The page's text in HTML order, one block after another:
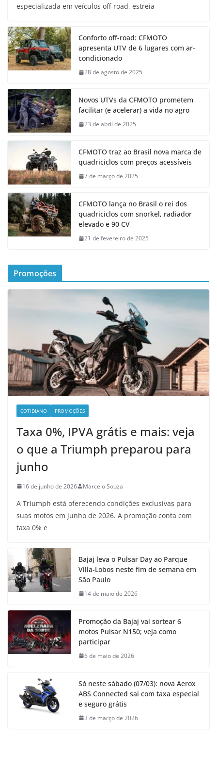
especializada em veículos off-road, estreia
Conforto off-road: CFMOTO
apresenta UTV de 6 lugares com ar-
condicionado
28 de agosto de 2025
Novos UTVs da CFMOTO prometem
facilitar (e acelerar) a vida no agro
23 de abril de 2025
CFMOTO traz ao Brasil nova marca de
quadriciclos com preços acessíveis
7 de março de 2025
CFMOTO lança no Brasil o rei dos
quadriciclos com snorkel, radiador
elevado e 90 CV
21 de fevereiro de 2025
Promoções
COTIDIANO PROMOÇÕES
Taxa 0%, IPVA grátis e mais: veja
o que a Triumph preparou para
junho
16 de junho de 2026 Marcelo Souza
A Triumph está oferecendo condições exclusivas para
suas motos em junho de 2026. A promoção conta com
taxa 0% e
Bajaj leva o Pulsar Day ao Parque
Villa-Lobos neste fim de semana em
São Paulo
14 de maio de 2026
Promoção da Bajaj vai sortear 6
motos Pulsar N150; veja como
participar
6 de maio de 2026
Só neste sábado (07/03): nova Aerox
ABS Connected sai com taxa especial
e seguro grátis
3 de março de 2026